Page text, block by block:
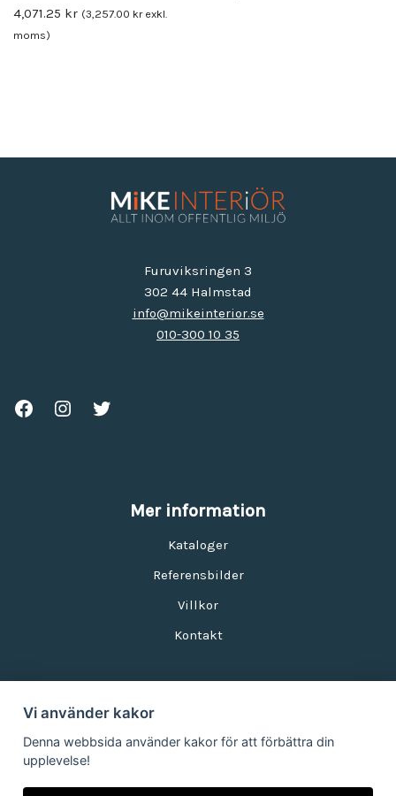
4,071.25 kr (3,257.00 krexkl.
moms)
Furuviksringen 3
302 44 Halmstad
info@mikeinterior.se
010-300 10 35
Mer information
Kataloger
Referensbilder
Villkor
Kontakt
Vi använder kakor
Denna webbsida använder kakor för att förbättra din
upplevelse!